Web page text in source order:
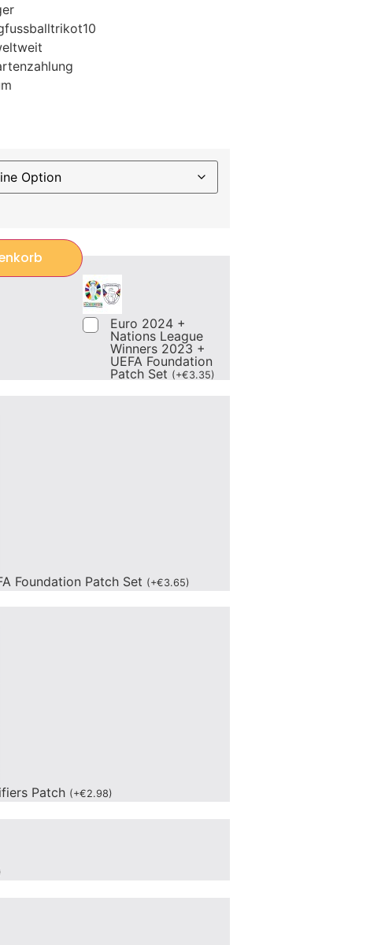
Euro 2024 +
Nations League
Winners 2023 +
UEFA Foundation
Patch Set (+€3.35)
Foundation Patch Set (+€3.65)
Patch (+€2.98)